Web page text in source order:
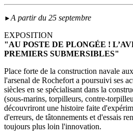
►A partir du 25 septembre
EXPOSITION
"AU POSTE DE PLONGÉE !
PREMIERS SUBMERSIBLES"
Place forte de la construction navale
l'arsenal de Rochefort a poursuivi ses
siècles en se spécialisant dans la
(sous‑marins, torpilleurs, contre-
découvriront une histoire faite
d'erreurs, de tâtonnements et d'essais
toujours plus loin l'innovation.